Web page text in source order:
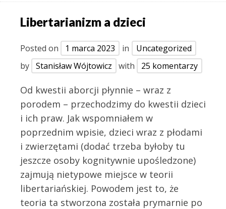
Libertarianizm a dzieci
Posted on 1 marca 2023 in
Uncategorized
by Stanisław Wójtowicz with 25 komentarzy
Od kwestii aborcji płynnie – wraz z
porodem – przechodzimy do kwestii dzieci
i ich praw. Jak wspomniałem w
poprzednim wpisie, dzieci wraz z płodami
i zwierzętami (dodać trzeba byłoby tu
jeszcze osoby kognitywnie upośledzone)
zajmują nietypowe miejsce w teorii
libertariańskiej. Powodem jest to, że
teoria ta stworzona została prymarnie po